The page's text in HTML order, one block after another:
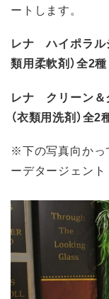
ートします。
レナ ハイポラル
類用柔軟剤）全2
レナ クリーン＆
（衣類用洗剤）全
※下の写真向かっ
ーデタージェント